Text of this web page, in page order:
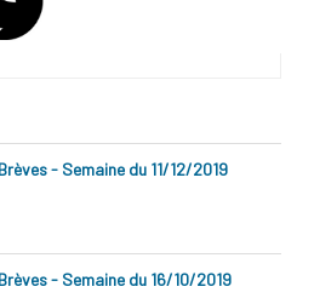
- Semaine du 11/12/2019
- Semaine du 16/10/2019